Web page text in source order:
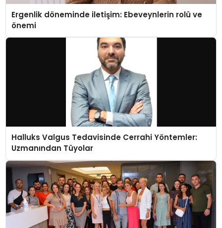
Ergenlik döneminde iletişim: Ebeveynlerin rolü ve
önemi
Halluks Valgus Tedavisinde Cerrahi Yöntemler:
Uzmanından Tüyolar